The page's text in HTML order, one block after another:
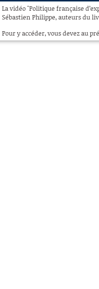
La vidéo "Politique française
Sébastien Philippe, auteurs du
Pour y accéder, vous devez au